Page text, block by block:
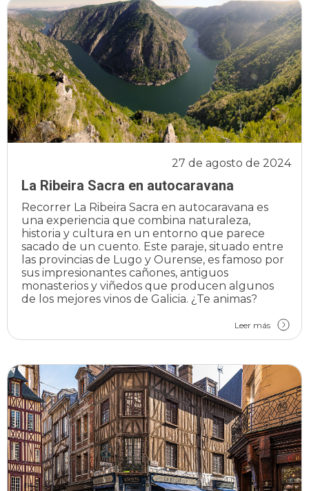
La Ribeira Sacra en autocaravana
27 de agosto de 2024
Recorrer La Ribeira Sacra en autocaravana es
una experiencia que combina naturaleza,
historia y cultura en un entorno que parece
sacado de un cuento. Este paraje, situado entre
las provincias de Lugo y Ourense, es famoso por
sus impresionantes cañones, antiguos
monasterios y viñedos que producen algunos
de los mejores vinos de Galicia. ¿Te animas?
Leer más